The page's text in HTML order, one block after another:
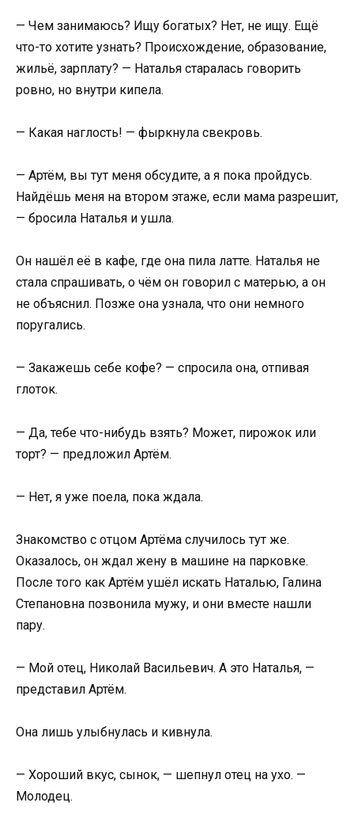
— Чем занимаюсь? Ищу богатых? Нет, не ищу. Ещё
что-то хотите узнать? Происхождение, образование,
жильё, зарплату? — Наталья старалась говорить
ровно, но внутри кипела.
— Какая наглость! — фыркнула свекровь.
— Артём, вы тут меня обсудите, а я пока пройдусь.
Найдёшь меня на втором этаже, если мама разрешит,
— бросила Наталья и ушла.
Он нашёл её в кафе, где она пила латте. Наталья не
стала спрашивать, о чём он говорил с матерью, а он
не объяснил. Позже она узнала, что они немного
поругались.
— Закажешь себе кофе? — спросила она, отпивая
глоток.
— Да, тебе что-нибудь взять? Может, пирожок или
торт? — предложил Артём.
— Нет, я уже поела, пока ждала.
Знакомство с отцом Артёма случилось тут же.
Оказалось, он ждал жену в машине на парковке.
После того как Артём ушёл искать Наталью, Галина
Степановна позвонила мужу, и они вместе нашли
пару.
— Мой отец, Николай Васильевич. А это Наталья, —
представил Артём.
Она лишь улыбнулась и кивнула.
— Хороший вкус, сынок, — шепнул отец на ухо. —
Молодец.